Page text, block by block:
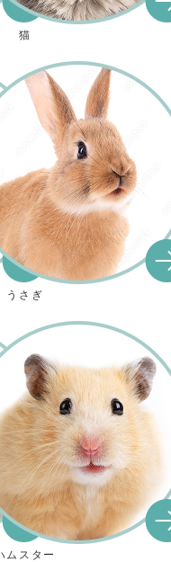
猫
うさぎ
ムスター